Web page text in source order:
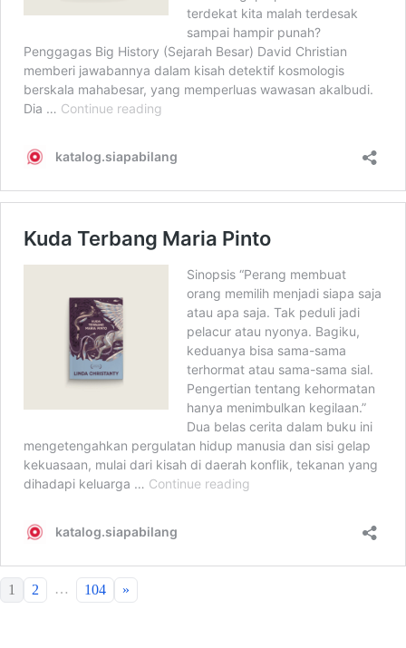
1 2 … 104 »